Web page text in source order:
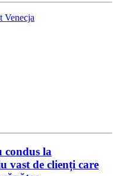
Venecja
condus la
vast de clienți care